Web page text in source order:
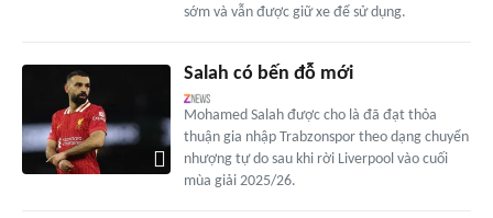
sớm và vẫn được giữ xe để sử dụng.
Salah có bến đỗ mới
Mohamed Salah được cho là đã đạt thỏa
thuận gia nhập Trabzonspor theo dạng chuyển
nhượng tự do sau khi rời Liverpool vào cuối
mùa giải 2025/26.